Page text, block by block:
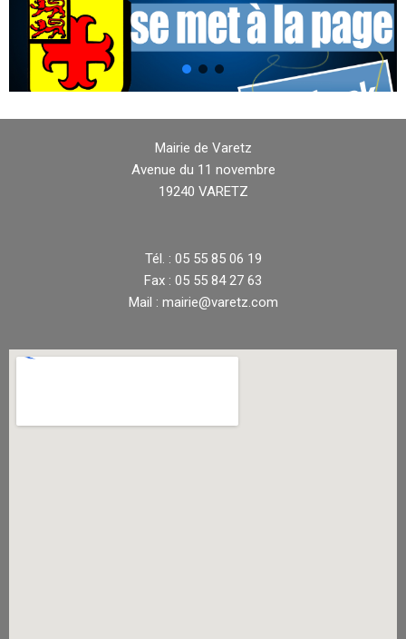
Mairie de Varetz
Avenue du 11 novembre
19240 VARETZ
Tél. : 05 55 85 06 19
Fax : 05 55 84 27 63
Mail : mairie@varetz.com